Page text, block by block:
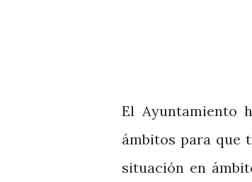
El Ayuntamiento
ámbitos para que
situación en